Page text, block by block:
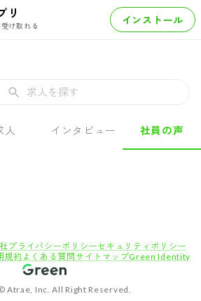
リ
け取れる インストール
求人を探す
人 インタビュー 社員の声
プライバシーポリシーセキュリティポリシー
規約 よくある質問 サイトマップGreen Identity
Atrae, Inc. All Right Reserved.